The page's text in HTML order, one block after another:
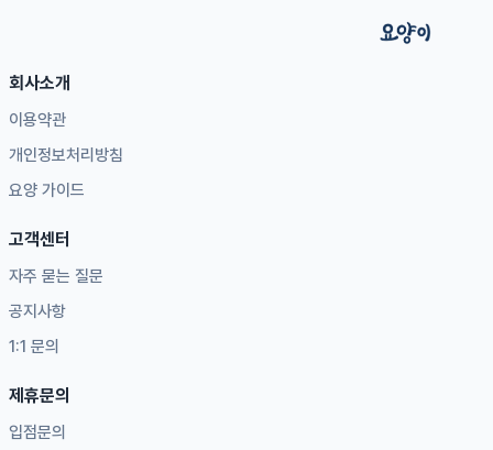
회사소개
이용약관
개인정보처리방침
요양 가이드
고객센터
자주 묻는 질문
공지사항
1:1 문의
제휴문의
입점문의